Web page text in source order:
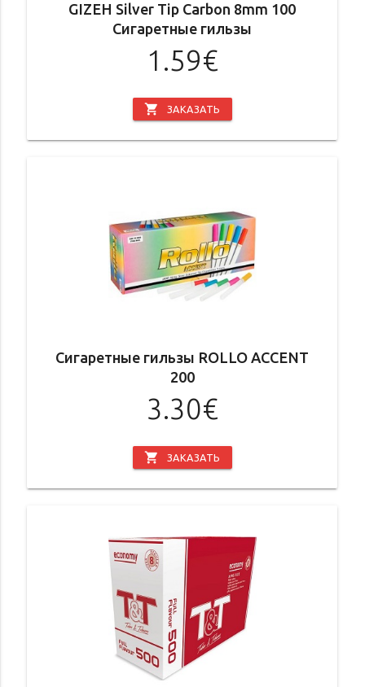
GIZEH Silver Tip Carbon 8mm 100
Сигаретные гильзы
1.59€
shopping_cart ЗАКАЗАТЬ
Сигаретные гильзы ROLLO ACCENT
200
3.30€
shopping_cart ЗАКАЗАТЬ